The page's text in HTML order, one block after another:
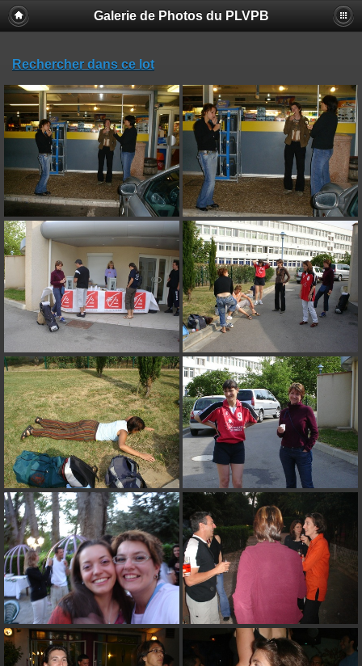
Galerie de Photos du PLVPB
Rechercher dans ce lot